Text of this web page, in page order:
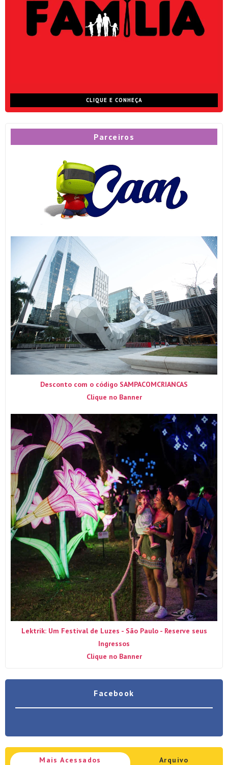
CLIQUE E CONHEÇA
Parceiros
Desconto com o código SAMPACOMCRIANCAS
Clique no Banner
Lektrik: Um Festival de Luzes - São Paulo - Reserve seus
Ingressos
Clique no Banner
Facebook
Mais Acessados Arquivo